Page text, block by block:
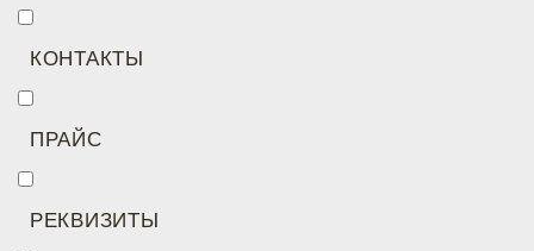
КОНТАКТЫ
ПРАЙС
РЕКВИЗИТЫ